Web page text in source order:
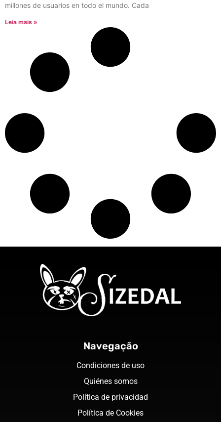
millones de usuarios en todo el mundo. Cada
Leia mais »
Navegação
Condiciones de uso
Quiénes somos
Política de privacidad
Política de Cookies